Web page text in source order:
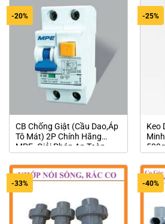
-20%
CB Chống Giật (Cầu Dao,Áp
Tô Mát) 2P Chính Hãng
MPE- Giải Pháp An Toàn
Đình Nhà Bạn
-25%
Keo
-33% -40%